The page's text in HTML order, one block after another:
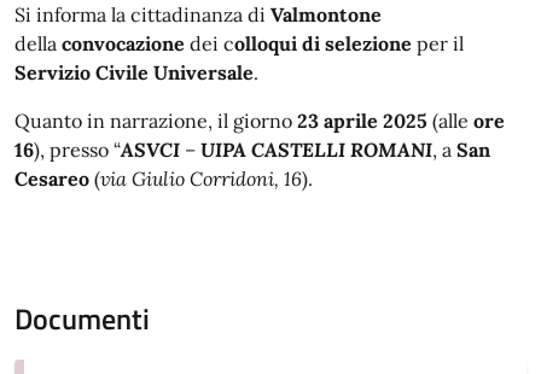
Si informa la cittadinanza di Valmontone
della convocazione dei colloqui di selezione per il
Servizio Civile Universale.
Quanto in narrazione, il giorno 23 aprile 2025 (alle ore
16), presso “ASVCI – UIPA CASTELLI ROMANI, a San
Cesareo (via Giulio Corridoni, 16).
Documenti